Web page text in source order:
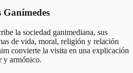
Ganímedes
la sociedad ganimediana, sus
de vida, moral, religión y relación
convierte la visita en una explicación
y armónico.